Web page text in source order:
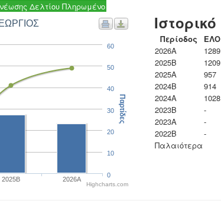
Δελτίου Πληρωμένο
2025B 2026A
0
10
20
30
40
50
60
Παρτίδες
Highcharts.com
Ιστορικό
Περίοδος ΕΛΟ
2026A
1289
2025B
1209
2025A
957
2024B
914
2024A
1028
2023B
-
2023Α
-
2022B
-
Παλαιότερα